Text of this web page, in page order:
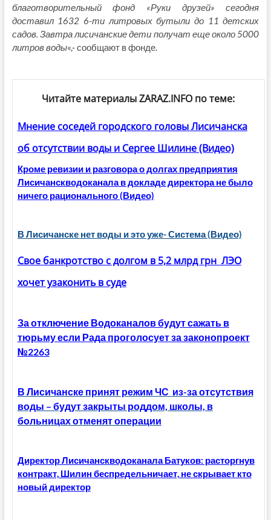
благотворительный фонд «Руки друзей» сегодня
доставил 1632 6-ти литровых бутыли до 11 детских
садов. Завтра лисичанские дети получат еще около 5000
литров воды«,- сообщают в фонде.
Читайте материалы ZARAZ.INFO по теме:
Мнение соседей городского головы Лисичанска
об отсутствии воды и Сергее Шилине (Видео)
Кроме ревизии и разговора о долгах предприятия
Лисичанскводоканала в докладе директора не было
ничего рационального (Видео)
В Лисичанске нет воды и это уже- Система (Видео)
Свое банкротство с долгом в 5,2 млрд грн ЛЭО
хочет узаконить в суде
За отключение Водоканалов будут сажать в
тюрьму если Рада проголосует за законопроект
№2263
В Лисичанске принят режим ЧС из-за отсутствия
воды – будут закрыты роддом, школы, в
больницах отменят операции
Директор Лисичанскводоканала Батуков: расторгнув
контракт, Шилин беспредельничает, не скрывает кто
новый директор